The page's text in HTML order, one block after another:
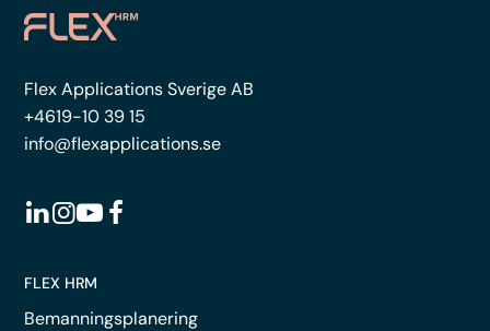
Flex Applications Sverige AB
+4619-10 39 15
info@flexapplications.se
FLEX HRM
Bemanningsplanering